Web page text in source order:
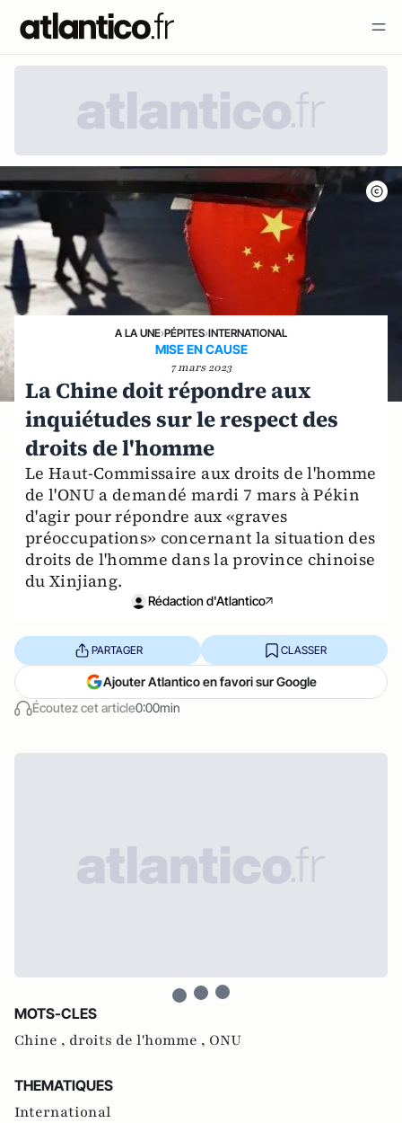
A LA UNE›PÉPITES›INTERNATIONAL
MISE EN CAUSE
7 mars 2023
La Chine doit répondre aux
inquiétudes sur le respect des
droits de l'homme
Le Haut-Commissaire aux droits de l'homme
de l'ONU a demandé mardi 7 mars à Pékin
d'agir pour répondre aux «graves
préoccupations» concernant la situation des
droits de l'homme dans la province chinoise
du Xinjiang.
Rédaction d'Atlantico
Écoutez cet article0:00min
PARTAGER CLASSER
Ajouter Atlantico en favori sur Google
MOTS-CLES
Chine , droits de l'homme , ONU
THEMATIQUES
International